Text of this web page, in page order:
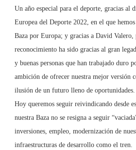
Un año especial para el deporte, gracias al
Europea del Deporte 2022, en el que
Baza por Europa; y gracias a David
reconocimiento ha sido gracias al gran
y buenas personas que han trabajado duro
ambición de ofrecer nuestra mejor versión
ilusión de un futuro lleno de oportunidades.
Hoy queremos seguir reivindicando desde
nuestra Baza no se resigna a seguir
inversiones, empleo, modernización de
infraestructuras de desarrollo como el tren.